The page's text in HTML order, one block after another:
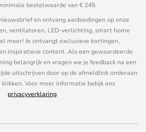
bestelwaarde van € 249.
en ontvang aanbiedingen op onze
ventilatoren, LED-verlichting, smart home
meer! Je ontvangt exclusieve kortingen,
inspiratieve content. Als een gewaardeerde
belangrijk en vragen we je feedback na een
uitschrijven door op de afmeldlink onderaan
Voor meer informatie bekijk ons
privacyverklaring.